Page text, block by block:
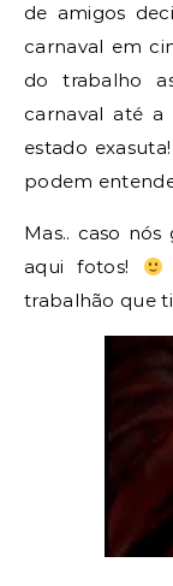
de amigos
carnaval em
do trabalho
carnaval até
estado
podem
Mas.. caso
aqui fotos!
trabalhão que